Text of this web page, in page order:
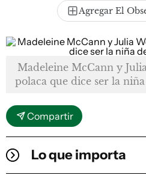
Agregar El
Madeleine McCann y
polaca que dice ser la
Compartir
Lo que importa